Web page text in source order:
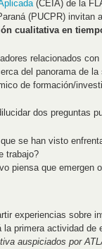
(CEIA) de la
(PUCPR) invitan
cualitativa en
relacionados
del panorama de
de formación/
dos preguntas
se han visto
trabajo?
piensa que emergen
experiencias sobre
primera actividad de
auspiciados por